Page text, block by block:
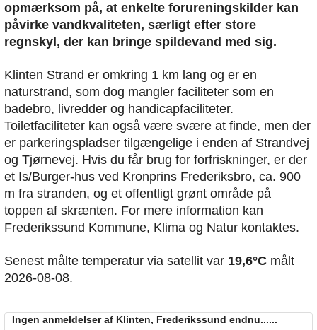
opmærksom på, at enkelte forureningskilder kan
påvirke vandkvaliteten, særligt efter store
regnskyl, der kan bringe spildevand med sig.
Klinten Strand er omkring 1 km lang og er en
naturstrand, som dog mangler faciliteter som en
badebro, livredder og handicapfaciliteter.
Toiletfaciliteter kan også være svære at finde, men der
er parkeringspladser tilgængelige i enden af Strandvej
og Tjørnevej. Hvis du får brug for forfriskninger, er der
et Is/Burger-hus ved Kronprins Frederiksbro, ca. 900
m fra stranden, og et offentligt grønt område på
toppen af skrænten. For mere information kan
Frederikssund Kommune, Klima og Natur kontaktes.
Senest målte temperatur via satellit var 19,6°C målt
2026-08-08.
Ingen anmeldelser af Klinten, Frederikssund endnu......